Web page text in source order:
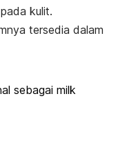
kulit.
tersedia dalam
sebagai milk